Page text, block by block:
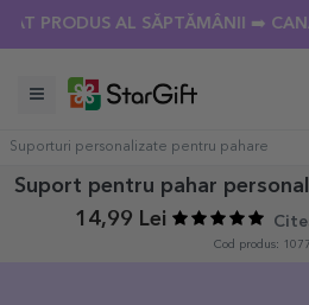
AL SĂPTĂMÂNII ➡️ CANA
Suporturi personalizate pentru pahare
Suport pentru pahar
14,99 Lei
Cod produs: